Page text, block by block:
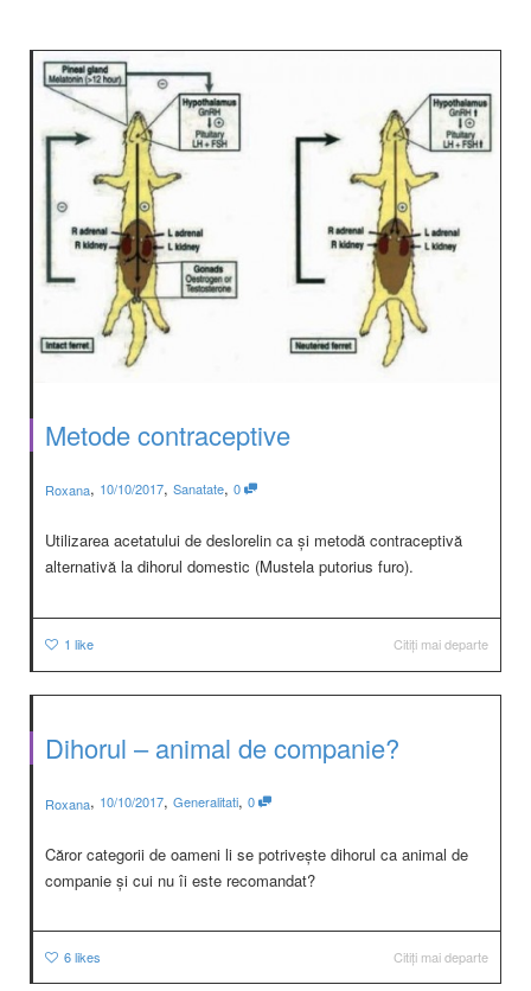
Metode contraceptive
Roxana, 10/10/2017, Sanatate, 0
Utilizarea acetatului de deslorelin ca şi metodă contraceptivă
alternativă la dihorul domestic (Mustela putorius furo).
1 like Citiți mai departe
Dihorul – animal de companie?
Roxana, 10/10/2017, Generalitati, 0
Căror categorii de oameni li se potrivește dihorul ca animal de
companie și cui nu îi este recomandat?
6likes Citiți mai departe